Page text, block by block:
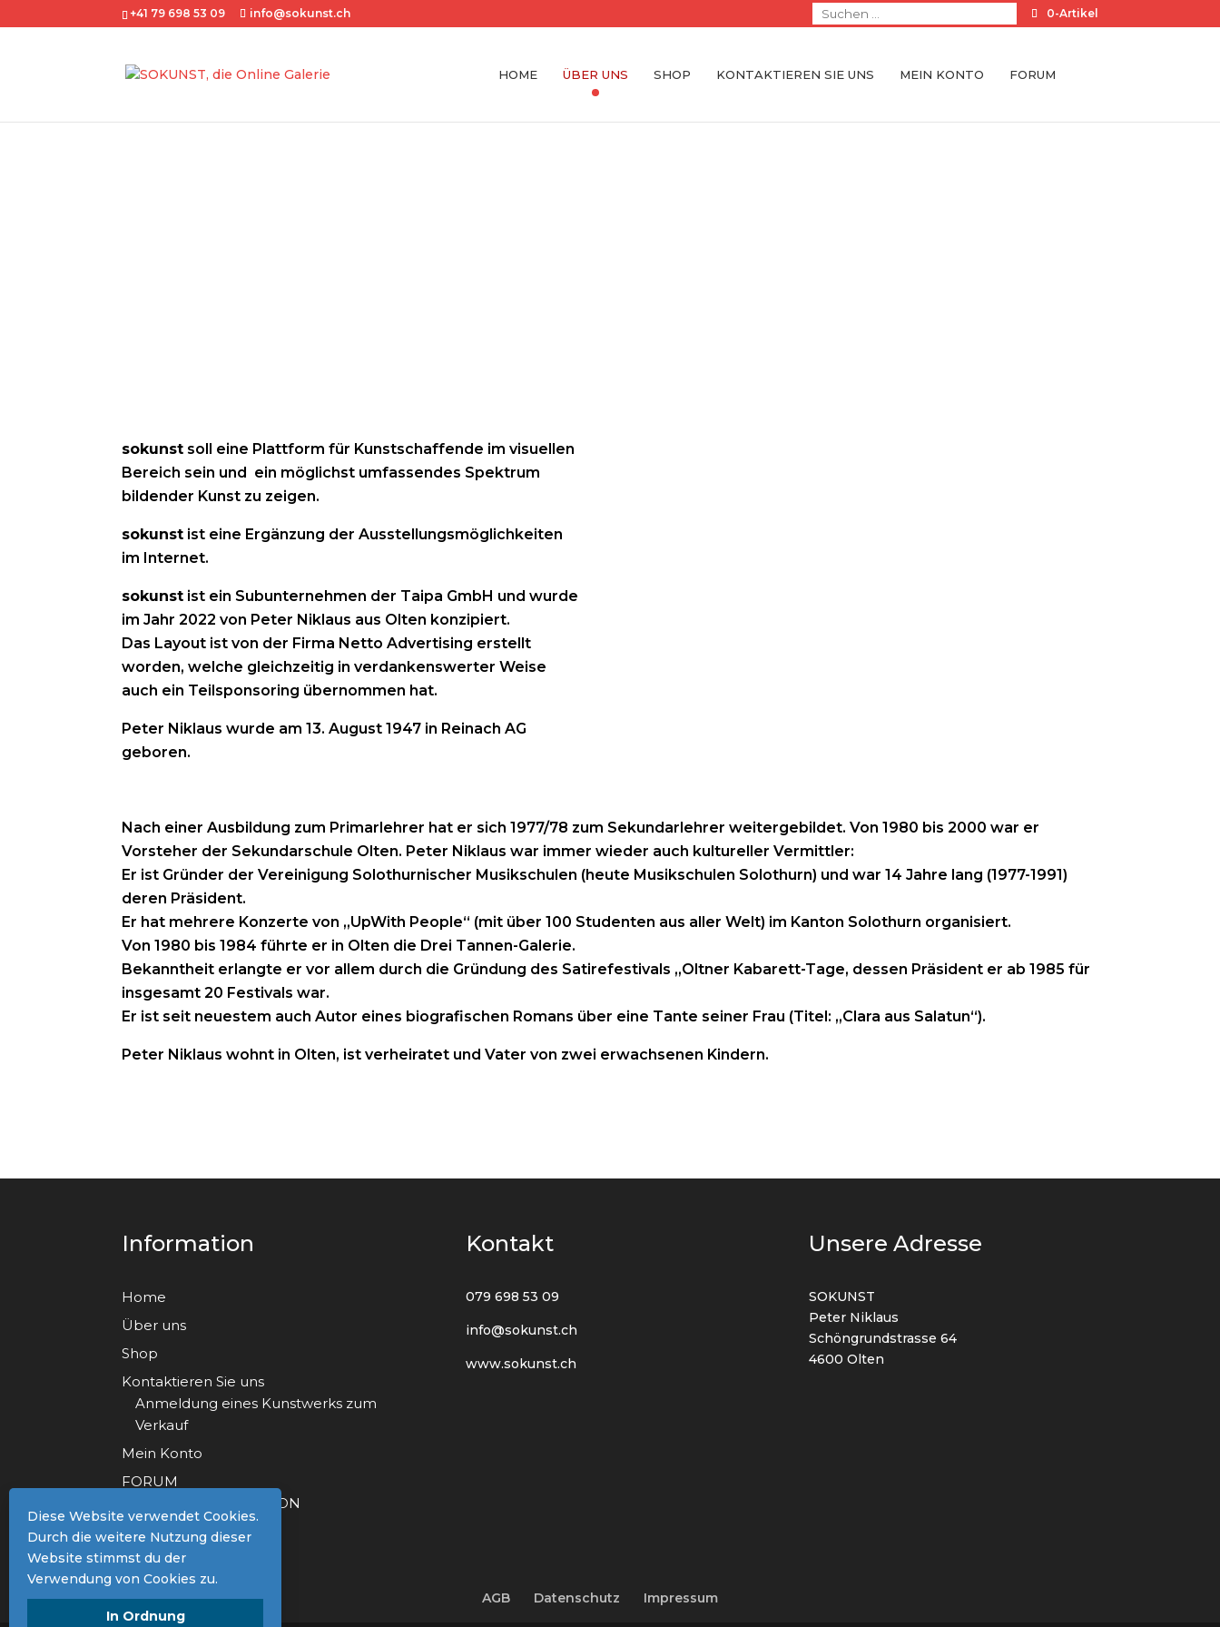
+41 79 698 53 09 info@sokunst.ch 0-Artikel
HOME ÜBER UNS SHOP KONTAKTIEREN SIE UNS MEIN KONTO FORUM
sokunst soll eine Plattform für Kunstschaffende im visuellen
Bereich sein und ein möglichst umfassendes Spektrum
bildender Kunst zu zeigen.
sokunst ist eine Ergänzung der Ausstellungsmöglichkeiten
im Internet.
sokunst ist ein Subunternehmen der Taipa GmbH und wurde
im Jahr 2022 von Peter Niklaus aus Olten konzipiert.
Das Layout ist von der Firma Netto Advertising erstellt
worden, welche gleichzeitig in verdankenswerter Weise
auch ein Teilsponsoring übernommen hat.
Peter Niklaus wurde am 13. August 1947 in Reinach AG
geboren.
Nach einer Ausbildung zum Primarlehrer hat er sich 1977/78 zum Sekundarlehrer weitergebildet. Von 1980 bis 2000 war er
Vorsteher der Sekundarschule Olten. Peter Niklaus war immer wieder auch kultureller Vermittler:
Er ist Gründer der Vereinigung Solothurnischer Musikschulen (heute Musikschulen Solothurn) und war 14 Jahre lang (1977-1991)
deren Präsident.
Er hat mehrere Konzerte von „UpWith People“ (mit über 100 Studenten aus aller Welt) im Kanton Solothurn organisiert.
Von 1980 bis 1984 führte er in Olten die Drei Tannen-Galerie.
Bekanntheit erlangte er vor allem durch die Gründung des Satirefestivals „Oltner Kabarett-Tage, dessen Präsident er ab 1985 für
insgesamt 20 Festivals war.
Er ist seit neuestem auch Autor eines biografischen Romans über eine Tante seiner Frau (Titel: „Clara aus Salatun“).
Peter Niklaus wohnt in Olten, ist verheiratet und Vater von zwei erwachsenen Kindern.
Information
Home
Über uns
Shop
Kontaktieren Sie uns
Anmeldung eines Kunstwerks zum
Verkauf
Mein Konto
FORUM
FORUM REGISTRATION
Kontakt
079 698 53 09
info@sokunst.ch
www.sokunst.ch
Unsere Adresse
SOKUNST
Peter Niklaus
Schöngrundstrasse 64
4600 Olten
AGB Datenschutz Impressum
Diese Website verwendet Cookies.
Durch die weitere Nutzung dieser
Website stimmst du der
Verwendung von Cookies zu.
In Ordnung